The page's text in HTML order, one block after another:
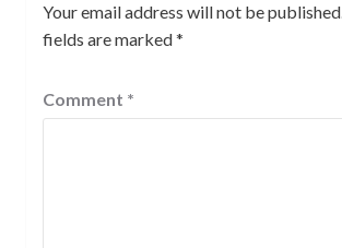
Your email address will not be published.
fields are marked*
Comment *